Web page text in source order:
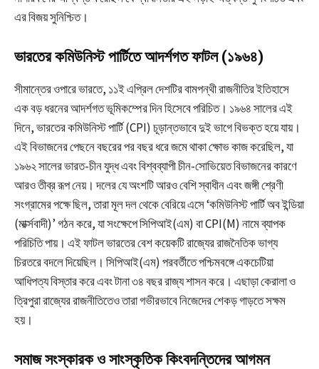
এর বিজয় সুনিশ্চিত।
ভারতের কমিউনিস্ট পার্টিতে আদর্শগত ফাটল (১৯৬৪)
সীমান্তের ওপারে ভারতে, ১১ই এপ্রিল দেশটির বামপন্থী রাজনীতির ইতিহাসে
এক বড় ধরনের আদর্শগত ভূমিকম্পের দিন হিসেবে পরিচিত। ১৯৬৪ সালের এই
দিনে, ভারতের কমিউনিস্ট পার্টি (CPI) চূড়ান্তভাবে দুই ভাগে বিভক্ত হয়ে যায়।
এই বিভাজনের পেছনে বছরের পর বছর ধরে জমে থাকা ক্ষোভ কাজ করেছিল, যা
১৯৬২ সালের ভারত-চীন যুদ্ধ এবং বিশ্বব্যাপী চীন-সোভিয়েত বিভাজনের কারণে
আরও তীব্র রূপ নেয়। দলের যে অংশটি আরও বেশি স্বাধীন এবং জঙ্গী শ্রেণী
সংগ্রামের পক্ষে ছিল, তারা মূল দল থেকে বেরিয়ে এসে ‘কমিউনিস্ট পার্টি অব ইন্ডিয়া
(মার্ক্সবাদী)’ গঠন করে, যা সংক্ষেপে সিপিআই(এম) বা CPI(M) নামে ব্যাপক
পরিচিতি পায়। এই ফাটল ভারতের বেশ কয়েকটি রাজ্যের রাজনৈতিক ভাগ্য
চিরতরে বদলে দিয়েছিল। সিপিআই(এম) পরবর্তীতে পশ্চিমবঙ্গে একচেটিয়া
আধিপত্য বিস্তার করে এবং টানা ৩৪ বছর রাজ্য শাসন করে। এছাড়া কেরালা ও
ত্রিপুরা রাজ্যের রাজনীতিতেও তারা গভীরভাবে নিজেদের শেকড় গাড়তে সক্ষম
হয়।
সমাজ সংস্কারক ও সাংস্কৃতিক কিংবদন্তিদের আগমন